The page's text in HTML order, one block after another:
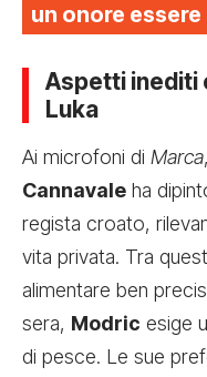
un onore essere
Aspetti inediti
Luka
Ai microfoni di Marca
Cannavale ha
regista croato,
vita privata. Tra
alimentare ben
sera, Modric esige
di pesce. Le sue